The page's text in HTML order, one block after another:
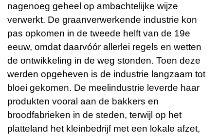
nagenoeg geheel op ambachtelijke wijze
verwerkt. De graanverwerkende industrie kon
pas opkomen in de tweede helft van de 19e
eeuw, omdat daarvóór allerlei regels en wetten
de ontwikkeling in de weg stonden. Toen deze
werden opgeheven is de industrie langzaam tot
bloei gekomen. De meelindustrie leverde haar
produkten vooral aan de bakkers en
broodfabrieken in de steden, terwijl op het
platteland het kleinbedrijf met een lokale afzet,